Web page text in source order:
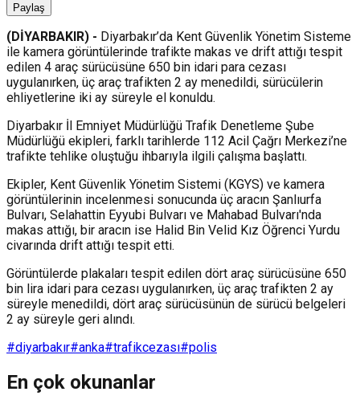
Paylaş
(DİYARBAKIR) - Diyarbakır’da Kent Güvenlik Yönetim Sisteme
ile kamera görüntülerinde trafikte makas ve drift attığı tespit
edilen 4 araç sürücüsüne 650 bin idari para cezası
uygulanırken, üç araç trafikten 2 ay menedildi, sürücülerin
ehliyetlerine iki ay süreyle el konuldu.
Diyarbakır İl Emniyet Müdürlüğü Trafik Denetleme Şube
Müdürlüğü ekipleri, farklı tarihlerde 112 Acil Çağrı Merkezi’ne
trafikte tehlike oluştuğu ihbarıyla ilgili çalışma başlattı.
Ekipler, Kent Güvenlik Yönetim Sistemi (KGYS) ve kamera
görüntülerinin incelenmesi sonucunda üç aracın Şanlıurfa
Bulvarı, Selahattin Eyyubi Bulvarı ve Mahabad Bulvarı'nda
makas attığı, bir aracın ise Halid Bin Velid Kız Öğrenci Yurdu
civarında drift attığı tespit etti.
Görüntülerde plakaları tespit edilen dört araç sürücüsüne 650
bin lira idari para cezası uygulanırken, üç araç trafikten 2 ay
süreyle menedildi, dört araç sürücüsünün de sürücü belgeleri
2 ay süreyle geri alındı.
#diyarbakır#anka#trafikcezası#polis
En çok okunanlar